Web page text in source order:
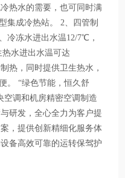
热水的需要，也可同时满
集成冷热站。 2、四管制
冷冻水进出水温12/7℃，
水进出水温可达
热，同时提供卫生热水，
。 “绿色节能，恒久舒
调和机房精密空调制造
研发，全心全力为客户提
，提供创新精细化服务体
备高效可靠的运转保驾护